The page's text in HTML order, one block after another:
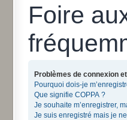
Foire
Problèmes de connexion
Pourquoi dois-je
Que signifie COPPA ?
Je souhaite m’enregistrer,
Je suis enregistré mais je